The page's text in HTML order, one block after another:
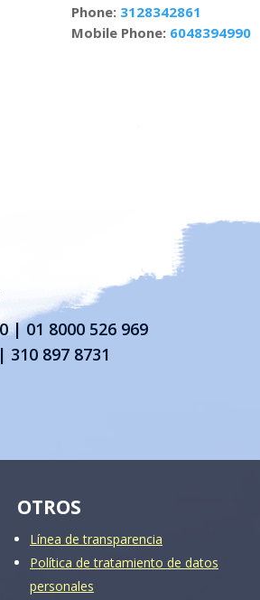
Phone: 3128342861
Mobile Phone: 6048394990
| 01 8000 526 969
310 897 8731
OTROS
Línea de transparencia
Política de tratamiento de datos
personales